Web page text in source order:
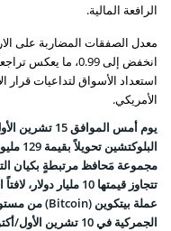
الرافعة المالية.
معدل الصفقات المضاربة على
انخفض إلى 0.99، ما
استعداد الأسواق لتداعيات قرار
الأمريكي.
يوم أمس
البلوكتشين تحويلاً بقيمة 129 مليون دولار إلى منصة
تتجاوز قيمتها 10 مليار دولار، لافتاً الأنظار إليه بعد نجاح مُراهنته على انخفاض سعر
عملة بيتكوين
الجمركية في 10